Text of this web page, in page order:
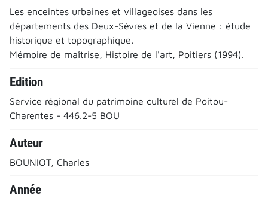
Les enceintes urbaines et villageoises dans les
départements des Deux-Sèvres et de la Vienne : étude
historique et topographique.
Mémoire de maîtrise, Histoire de l'art, Poitiers (1994).
Edition
Service régional du patrimoine culturel de Poitou-
Charentes - 446.2-5 BOU
Auteur
BOUNIOT, Charles
Année